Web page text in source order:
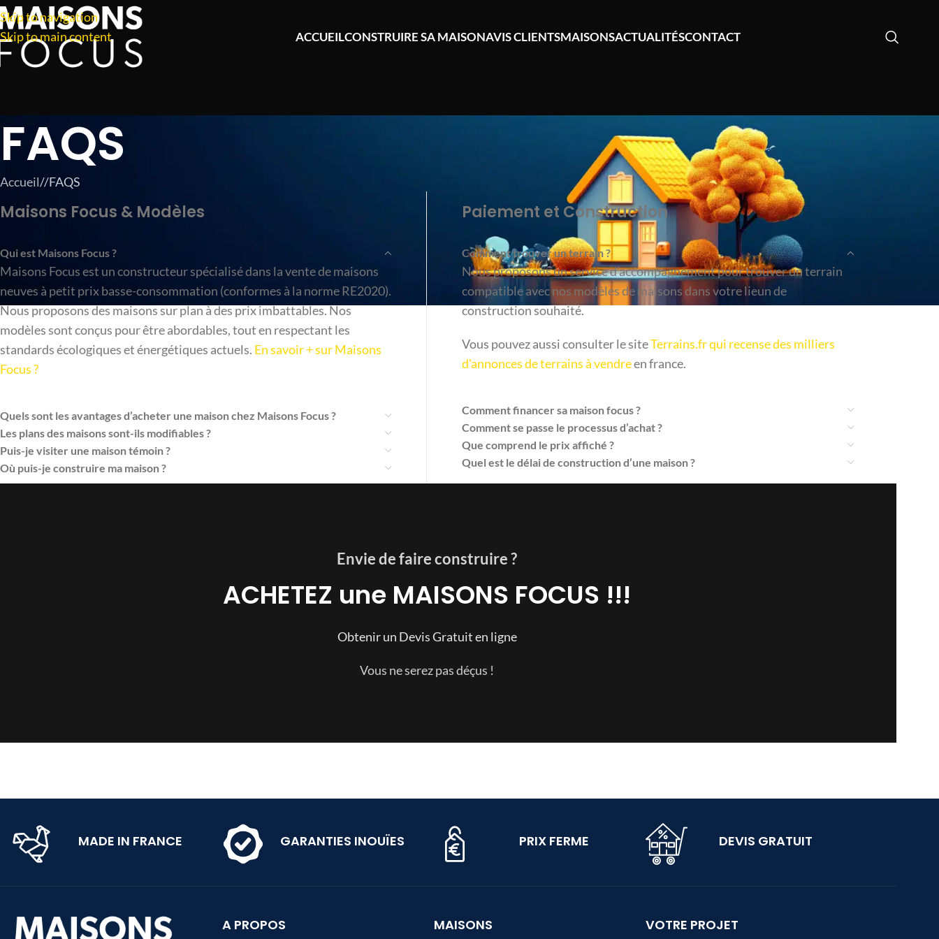
Skip to navigation
Skip to main content
ACCUEILCONSTRUIRE SA MAISONAVIS CLIENTSMAISONSACTUALITÉSCONTACT
FAQS
Accueil/ FAQS
Maisons Focus & Modèles
Qui est Maisons Focus ?
Maisons Focus est un constructeur spécialisé dans la vente de maisons
neuves à petit prix basse-consommation (conformes à la norme RE2020).
Nous proposons des maisons sur plan à des prix imbattables. Nos
modèles sont conçus pour être abordables, tout en respectant les
standards écologiques et énergétiques actuels. En savoir + sur Maisons
Focus ?
Quels sont les avantages d’acheter une maison chez Maisons Focus ?
Les plans des maisons sont-ils modifiables ?
Puis-je visiter une maison témoin ?
Où puis-je construire ma maison ?
Paiement et Construction
Comment trouver un terrain ?
Nous proposons un service d’accompagnement pour trouver un terrain
compatible avec nos modèles de maisons dans votre lieun de
construction souhaité.
Vous pouvez aussi consulter le siteTerrains.fr qui recense des milliers
d'annonces de terrains à vendreen france.
Comment financer sa maison focus ?
Comment se passe le processus d’achat ?
Que comprend le prix affiché ?
Quel est le délai de construction d’une maison ?
Envie de faire construire ?
ACHETEZ une MAISONS FOCUS !!!
Obtenir un Devis Gratuit en ligne
Vous ne serez pas déçus !
MADE IN FRANCE GARANTIES INOUÏES PRIX FERME DEVIS GRATUIT
A PROPOS MAISONS VOTRE PROJET